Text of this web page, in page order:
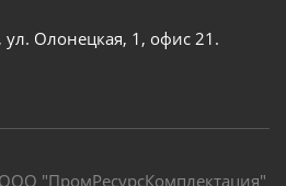
ул. Олонецкая, 1, офис 21.
"ПромРесурсКомплектация"